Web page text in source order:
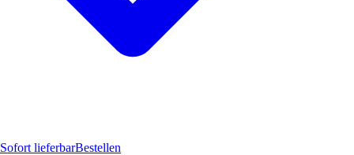
Sofort lieferbarBestellen